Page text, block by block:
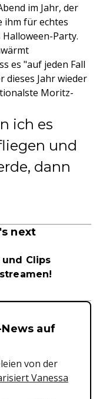
im Jahr, der
ihm für echtes
Party.
es "auf jeden Fall
dieses Jahr wieder
Moritz-
ich es
und
dann
next
Clips
News auf
von der
Vanessa